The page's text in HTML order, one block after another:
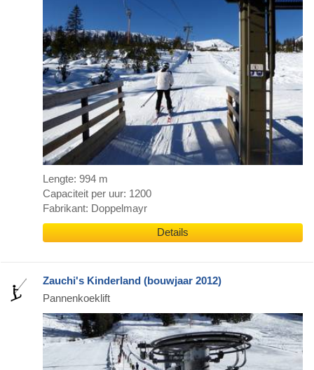
Lengte: 994 m
Capaciteit per uur: 1200
Fabrikant: Doppelmayr
Details
Zauchi's Kinderland (bouwjaar 2012)
Pannenkoeklift